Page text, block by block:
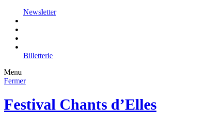
Newsletter
Billetterie
Menu
Fermer
Festival Chants d’Elles